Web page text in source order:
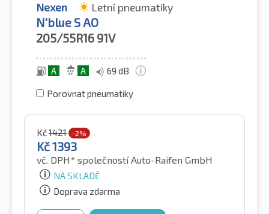
Nexen Letní pneumatiky
N'blue S AO
205/55R16 91V
A A 69 dB
Porovnat pneumatiky
Kč1421 -2%
Kč1393
vč. DPH* společností Auto-Raifen GmbH
NA SKLADĚ
Doprava zdarma